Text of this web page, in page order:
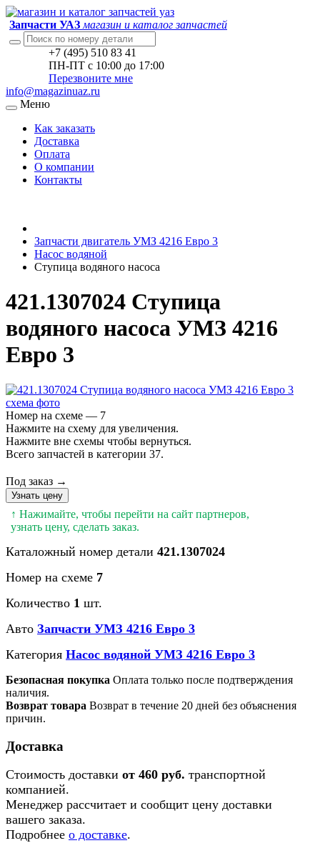
Запчасти УАЗ магазин и каталог запчастей
+7 (495) 510 83 41
ПН-ПТ с 10:00 до 17:00
Перезвоните мне
info@magazinuaz.ru
Меню
Как заказать
Доставка
Оплата
О компании
Контакты
Запчасти двигатель УМЗ 4216 Евро 3
Насос водяной
Ступица водяного насоса
421.1307024 Ступица
водяного насоса УМЗ 4216
Евро 3
Номер на схеме — 7
Нажмите на схему для увеличения.
Нажмите вне схемы чтобы вернуться.
Всего запчастей в категории 37.
Под заказ →
Узнать цену
↑ Нажимайте, чтобы перейти на сайт партнеров,
узнать цену, сделать заказ.
Каталожный номер детали 421.1307024
Номер на схеме 7
Количество 1 шт.
Авто Запчасти УМЗ 4216 Евро 3
Категория Насос водяной УМЗ 4216 Евро 3
Безопасная покупка Оплата только после подтверждения
наличия.
Возврат товара Возврат в течение 20 дней без объяснения
причин.
Доставка
Стоимость доставки от 460 руб. транспортной
компанией.
Менеджер рассчитает и сообщит цену доставки
вашего заказа.
Подробнее о доставке.